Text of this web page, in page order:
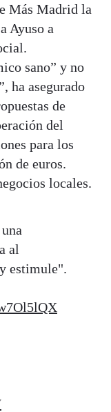
Más Madrid la
Ayuso a
sano” y no
ha asegurado
de
del
para los
de euros.
locales.
al
estimule".